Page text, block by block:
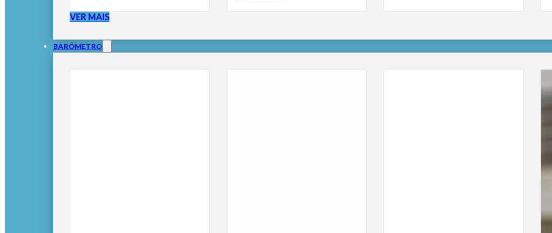
VER MAIS
BARÓMETRO